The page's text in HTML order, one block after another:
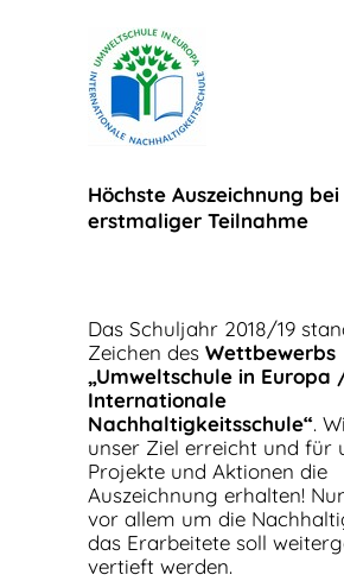
Höchste Auszeichnung bei
erstmaliger Teilnahme
Das Schuljahr 2018/19
Zeichen des Wettbewerbs
„Umweltschule in Europa
Internationale
Nachhaltigkeitsschule“.
unser Ziel erreicht und für
Projekte und Aktionen die
Auszeichnung erhalten!
vor allem um die
das Erarbeitete soll
vertieft werden.